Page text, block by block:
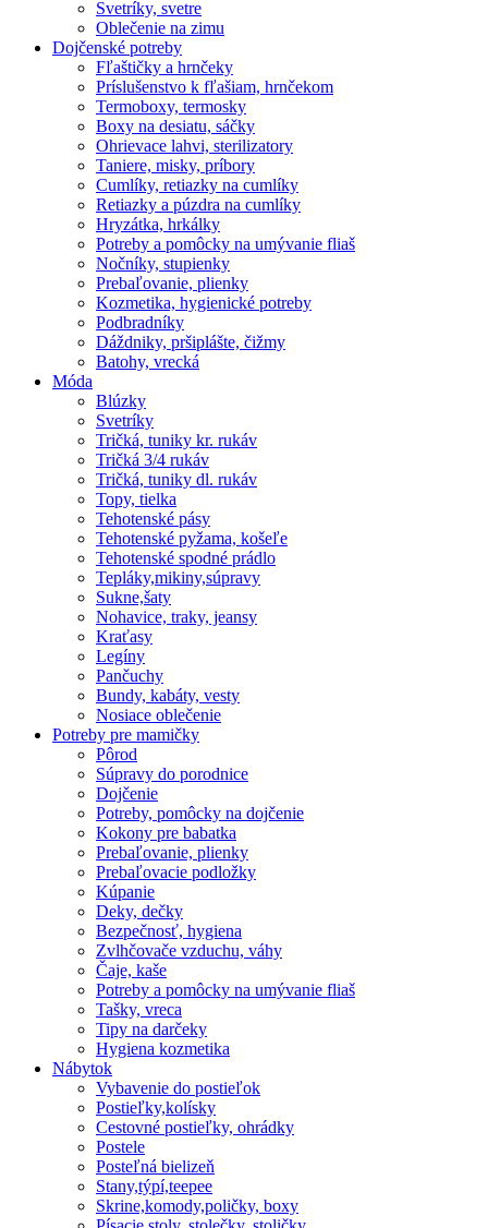
Svetríky, svetre
Oblečenie na zimu
Dojčenské potreby
Fľaštičky a hrnčeky
Príslušenstvo k fľašiam, hrnčekom
Termoboxy, termosky
Boxy na desiatu, sáčky
Ohrievace lahvi, sterilizatory
Taniere, misky, príbory
Cumlíky, retiazky na cumlíky
Retiazky a púzdra na cumlíky
Hryzátka, hrkálky
Potreby a pomôcky na umývanie fliaš
Nočníky, stupienky
Prebaľovanie, plienky
Kozmetika, hygienické potreby
Podbradníky
Dáždniky, pršiplášte, čižmy
Batohy, vrecká
Móda
Blúzky
Svetríky
Tričká, tuniky kr. rukáv
Tričká 3/4 rukáv
Tričká, tuniky dl. rukáv
Topy, tielka
Tehotenské pásy
Tehotenské pyžama, košeľe
Tehotenské spodné prádlo
Tepláky,mikiny,súpravy
Sukne,šaty
Nohavice, traky, jeansy
Kraťasy
Legíny
Pančuchy
Bundy, kabáty, vesty
Nosiace oblečenie
Potreby pre mamičky
Pôrod
Súpravy do porodnice
Dojčenie
Potreby, pomôcky na dojčenie
Kokony pre babatka
Prebaľovanie, plienky
Prebaľovacie podložky
Kúpanie
Deky, dečky
Bezpečnosť, hygiena
Zvlhčovače vzduchu, váhy
Čaje, kaše
Potreby a pomôcky na umývanie fliaš
Tašky, vreca
Tipy na darčeky
Hygiena kozmetika
Nábytok
Vybavenie do postieľok
Postieľky,kolísky
Cestovné postieľky, ohrádky
Postele
Posteľná bielizeň
Stany,týpí,teepee
Skrine,komody,poličky, boxy